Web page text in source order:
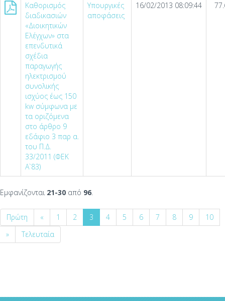
Καθορισμός
διαδικασιών
«Διοικητικών
Ελέγχων» στα
επενδυτικά
σχέδια
παραγωγής
ηλεκτρισμού
συνολικής
ισχύος έως 150
kw σύμφωνα με
τα οριζόμενα
στο άρθρο 9
εδάφιο 3 παρ α.
του Π.Δ.
33/2011 (ΦΕΚ
Α`83)
Υπουργικές
αποφάσεις
16/02/2013 08:09:44
Εμφανίζονται 21-30 από 96.
Πρώτη « 1 2 3 4 5 6 7 8 9
10
»
Τελευταία